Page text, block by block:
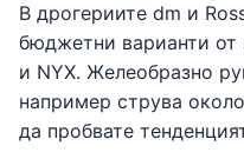
В дрогериите dm и
бюджетни варианти от
и NYX. Желеобразно
например струва
да пробвате